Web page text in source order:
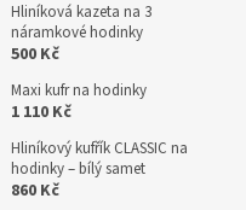
Hliníková kazeta na 3
náramkové hodinky
500 Kč
Maxi kufr na hodinky
1 110 Kč
Hliníkový kufřík CLASSIC na
hodinky – bílý samet
860 Kč